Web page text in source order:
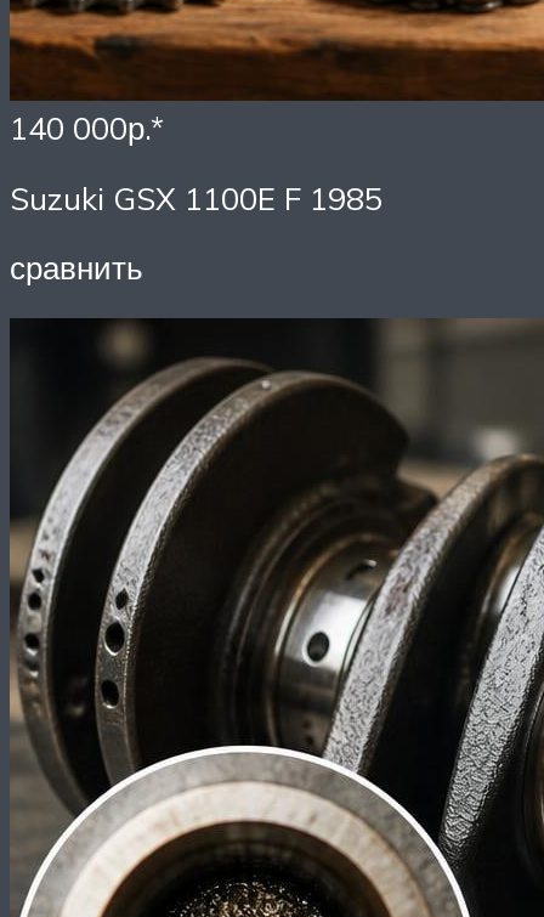
140 000р.*
Suzuki GSX 1100E F 1985
сравнить